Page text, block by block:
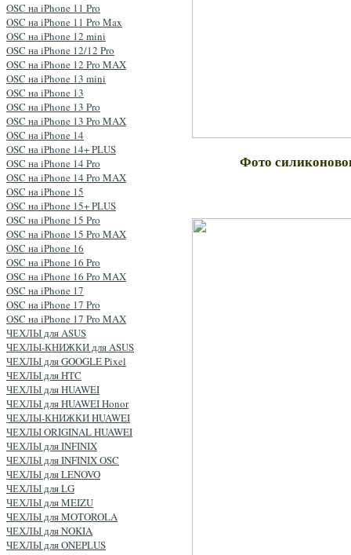
OSC на iPhone 11 Pro
OSC на iPhone 11 Pro Max
OSC на iPhone 12 mini
OSC на iPhone 12/12 Pro
OSC на iPhone 12 Pro MAX
OSC на iPhone 13 mini
OSC на iPhone 13
OSC на iPhone 13 Pro
OSC на iPhone 13 Pro MAX
OSC на iPhone 14
OSC на iPhone 14+ PLUS
OSC на iPhone 14 Pro
OSC на iPhone 14 Pro MAX
OSC на iPhone 15
OSC на iPhone 15+ PLUS
OSC на iPhone 15 Pro
OSC на iPhone 15 Pro MAX
OSC на iPhone 16
OSC на iPhone 16 Pro
OSC на iPhone 16 Pro MAX
OSC на iPhone 17
OSC на iPhone 17 Pro
OSC на iPhone 17 Pro MAX
ЧЕХЛЫ для ASUS
ЧЕХЛЫ-КНИЖКИ для ASUS
ЧЕХЛЫ для GOOGLE Pixel
ЧЕХЛЫ для HTC
ЧЕХЛЫ для HUAWEI
ЧЕХЛЫ для HUAWEI Honor
ЧЕХЛЫ-КНИЖКИ HUAWEI
ЧЕХЛЫ ORIGINAL HUAWEI
ЧЕХЛЫ для INFINIX
ЧЕХЛЫ для INFINIX OSC
ЧЕХЛЫ для LENOVO
ЧЕХЛЫ для LG
ЧЕХЛЫ для MEIZU
ЧЕХЛЫ для MOTOROLA
ЧЕХЛЫ для NOKIA
ЧЕХЛЫ для ONEPLUS
Фото